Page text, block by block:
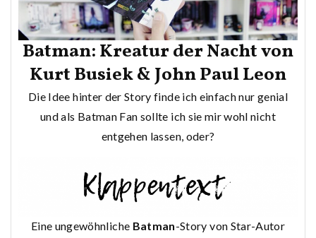
Batman: Kreatur der Nacht von
Kurt Busiek & John Paul Leon
Die Idee hinter der Story finde ich einfach nur genial
und als Batman Fan sollte ich sie mir wohl nicht
entgehen lassen, oder?
Eine ungewöhnliche Batman-Story von Star-Autor